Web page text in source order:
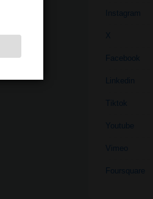
Instagram
X
Facebook
Linkedin
Tiktok
Youtube
Vimeo
Foursquare